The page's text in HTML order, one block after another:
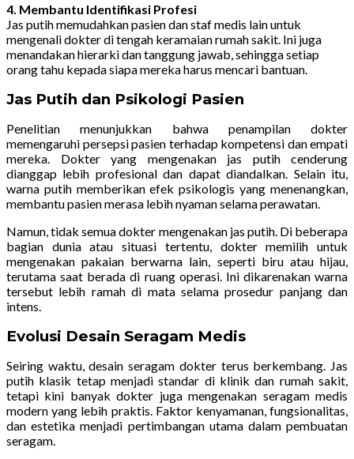
4. Membantu Identifikasi Profesi
Jas putih memudahkan pasien dan staf medis lain untuk
mengenali dokter di tengah keramaian rumah sakit. Ini juga
menandakan hierarki dan tanggung jawab, sehingga setiap
orang tahu kepada siapa mereka harus mencari bantuan.
Jas Putih dan Psikologi Pasien
Penelitian menunjukkan bahwa penampilan dokter
memengaruhi persepsi pasien terhadap kompetensi dan empati
mereka. Dokter yang mengenakan jas putih cenderung
dianggap lebih profesional dan dapat diandalkan. Selain itu,
warna putih memberikan efek psikologis yang menenangkan,
membantu pasien merasa lebih nyaman selama perawatan.
Namun, tidak semua dokter mengenakan jas putih. Di beberapa
bagian dunia atau situasi tertentu, dokter memilih untuk
mengenakan pakaian berwarna lain, seperti biru atau hijau,
terutama saat berada di ruang operasi. Ini dikarenakan warna
tersebut lebih ramah di mata selama prosedur panjang dan
intens.
Evolusi Desain Seragam Medis
Seiring waktu, desain seragam dokter terus berkembang. Jas
putih klasik tetap menjadi standar di klinik dan rumah sakit,
tetapi kini banyak dokter juga mengenakan seragam medis
modern yang lebih praktis. Faktor kenyamanan, fungsionalitas,
dan estetika menjadi pertimbangan utama dalam pembuatan
seragam.